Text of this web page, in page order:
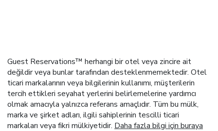
Guest Reservations™ herhangi bir otel veya zincire ait
değildir veya bunlar tarafından desteklenmemektedir. Otel
ticari markalarının veya bilgilerinin kullanımı, müşterilerin
tercih ettikleri seyahat yerlerini belirlemelerine yardımcı
olmak amacıyla yalnızca referans amaçlıdır. Tüm bu mülk,
marka ve şirket adları, ilgili sahiplerinin tescilli ticari
markaları veya fikri mülkiyetidir. Daha fazla bilgi için buraya